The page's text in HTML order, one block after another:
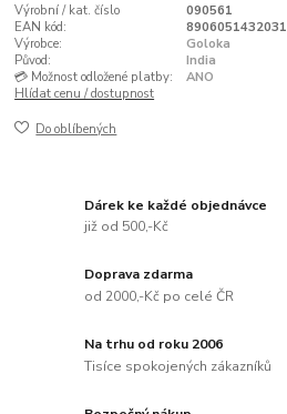
Výrobní / kat. číslo
090561
EAN kód:
8906051432031
Výrobce:
Goloka
Původ:
India
💳 Možnost odložené platby:
ANO
Hlídat cenu / dostupnost
Do oblíbených
Dárek ke každé objednávce
již od 500,-Kč
Doprava zdarma
od 2000,-Kč po celé ČR
Na trhu od roku 2006
Tisíce spokojených zákazníků